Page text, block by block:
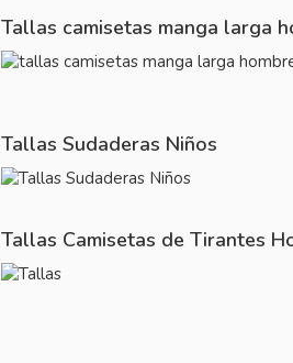
Tallas camisetas manga larga
Tallas Sudaderas Niños
Tallas Camisetas de Tirantes